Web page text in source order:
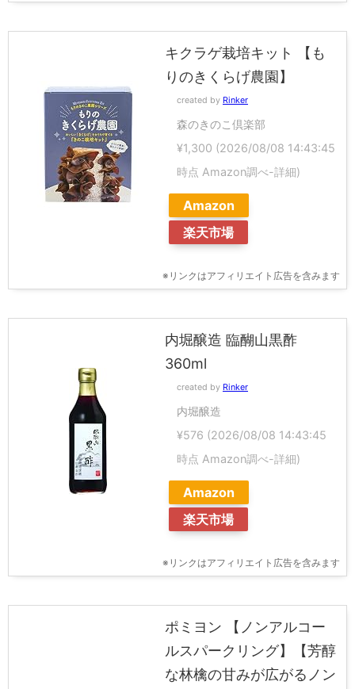
キクラゲ栽培キット 【も
りのきくらげ農園】
created by Rinker
森のきのこ倶楽部
¥1,300 (2026/08/08 14:43:45
時点 Amazon調べ-詳細)
Amazon
楽天市場
※リンクはアフィリエイト広告を含みます
内堀醸造 臨醐山黒酢
360ml
created by Rinker
内堀醸造
¥576 (2026/08/08 14:43:45
時点 Amazon調べ-詳細)
Amazon
楽天市場
※リンクはアフィリエイト広告を含みます
ポミヨン 【ノンアルコー
ルスパークリング】【芳醇
な林檎の甘みが広がるノン